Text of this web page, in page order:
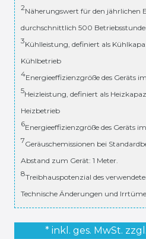
2Näherungswert für den jährlichen
durchschnittlich 500
3Kühlleistung, definiert als
Kühlbetrieb
4Energieeffizienzgröße des Geräts
5Heizleistung, definiert als
Heizbetrieb
6Energieeffizienzgröße des Geräts
7Geräuschemissionen bei
Abstand zum Gerät: 1 Meter.
8Treibhauspotenzial des
Technische Änderungen und
* inkl. ges. MwSt. zzgl.